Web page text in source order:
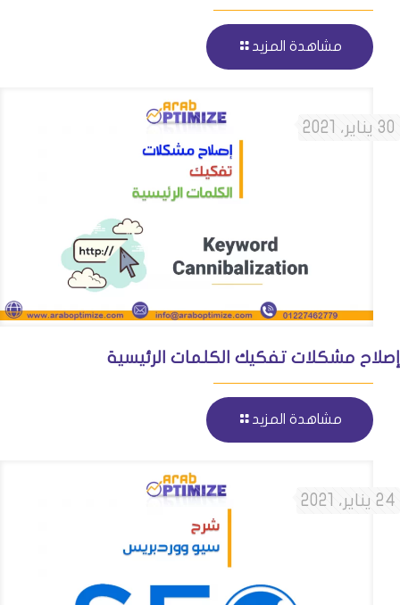
مشاهدة المزيد
30 يناير، 2021
إصلاح مشكلات تفكيك الكلمات الرئيسية
مشاهدة المزيد
24 يناير، 2021